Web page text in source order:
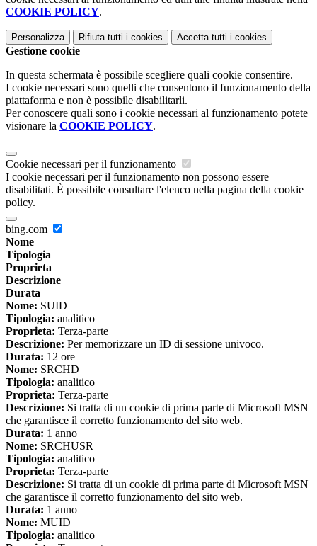
COOKIE POLICY.
Personalizza Rifiuta tutti i cookies Accetta tutti i cookies
Gestione cookie
In questa schermata è possibile scegliere quali cookie consentire.
I cookie necessari sono quelli che consentono il funzionamento della
piattaforma e non è possibile disabilitarli.
Per conoscere quali sono i cookie necessari al funzionamento potete
visionare la COOKIE POLICY.
Cookie necessari per il funzionamento
I cookie necessari per il funzionamento non possono essere
disabilitati. È possibile consultare l'elenco nella pagina della cookie
policy.
bing.com
Nome
Tipologia
Proprieta
Descrizione
Durata
Nome: SUID
Tipologia: analitico
Proprieta: Terza-parte
Descrizione: Per memorizzare un ID di sessione univoco.
Durata: 12 ore
Nome: SRCHD
Tipologia: analitico
Proprieta: Terza-parte
Descrizione: Si tratta di un cookie di prima parte di Microsoft MSN
che garantisce il corretto funzionamento del sito web.
Durata: 1 anno
Nome: SRCHUSR
Tipologia: analitico
Proprieta: Terza-parte
Descrizione: Si tratta di un cookie di prima parte di Microsoft MSN
che garantisce il corretto funzionamento del sito web.
Durata: 1 anno
Nome: MUID
Tipologia: analitico